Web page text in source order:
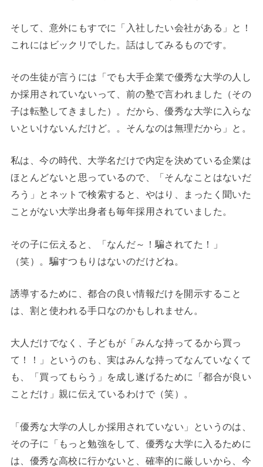
そして、意外にもすでに「入社したい会社がある」と！
これにはビックリでした。話はしてみるものです。
その生徒が言うには「でも大手企業で優秀な大学の人し
か採用されていないって、前の塾で言われました（その
子は転塾してきました）。だから、優秀な大学に入らな
いといけないんだけど。。そんなのは無理だから」と。
私は、今の時代、大学名だけで内定を決めている企業は
ほとんどないと思っているので、「そんなことはないだ
ろう」とネットで検索すると、やはり、まったく聞いた
ことがない大学出身者も毎年採用されていました。
その子に伝えると、「なんだ～！騙されてた！」
（笑）。騙すつもりはないのだけどね。
誘導するために、都合の良い情報だけを開示すること
は、割と使われる手口なのかもしれません。
大人だけでなく、子どもが「みんな持ってるから買っ
て！！」というのも、実はみんな持ってなんていなくて
も、「買ってもらう」を成し遂げるために「都合が良い
ことだけ」親に伝えているわけで（笑）。
「優秀な大学の人しか採用されていない」というのは、
その子に「もっと勉強をして、優秀な大学に入るために
は、優秀な高校に行かないと、確率的に厳しいから、今